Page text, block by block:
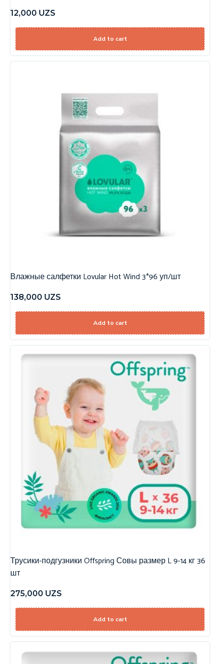
12,000 UZS
Add to cart
Влажные салфетки Lovular Hot Wind 3*96 уп/шт
138,000 UZS
Add to cart
Трусики-подгузники Offspring Совы размер L 9-14 кг 36
шт
275,000 UZS
Add to cart